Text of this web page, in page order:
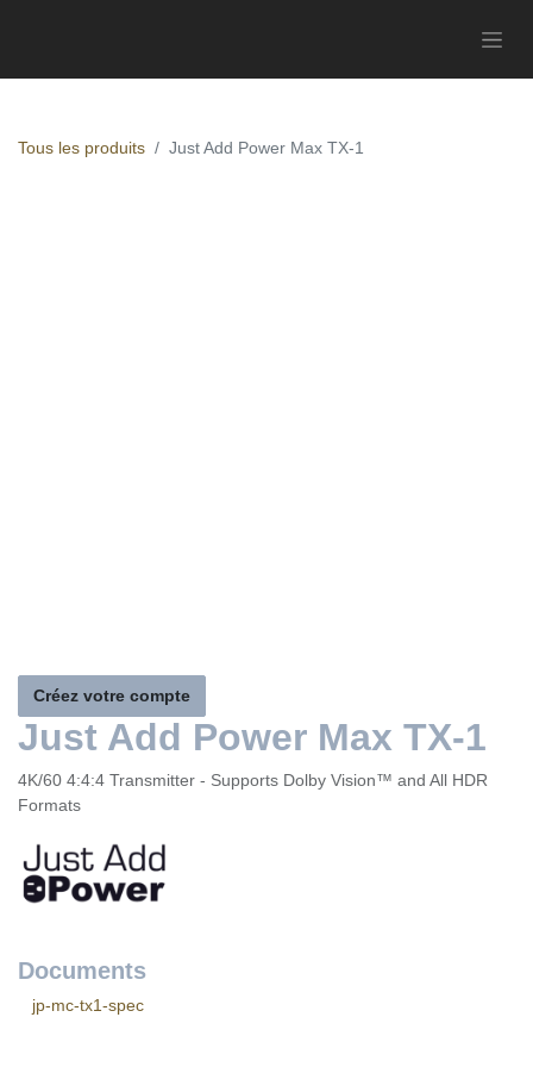
Tous les produits Just Add Power Max TX-1
Créez votre compte
Just Add Power Max TX-1
4K/60 4:4:4 Transmitter - Supports Dolby Vision™ and All
HDR Formats
Documents
jp-mc-tx1-spec